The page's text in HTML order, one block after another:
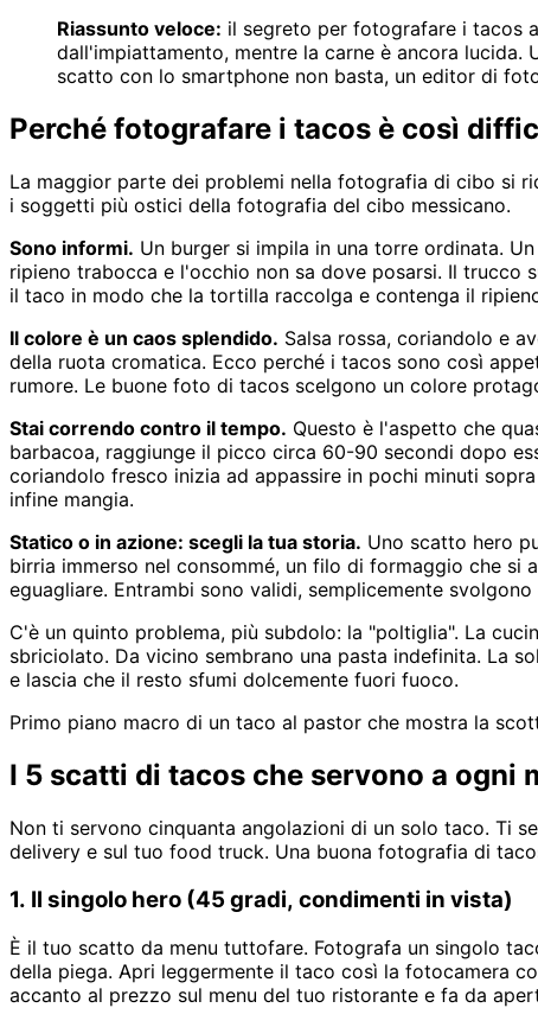
Riassunto veloce: il segreto per fotografare i tacos
dall'impiattamento, mentre la carne è ancora
scatto con lo smartphone non basta, un editor di
Perché fotografare i tacos è così
La maggior parte dei problemi nella fotografia di cibo si
i soggetti più ostici della fotografia del cibo messicano.
Sono informi. Un burger si impila in una torre ordinata.
ripieno trabocca e l'occhio non sa dove posarsi. Il trucco
il taco in modo che la tortilla raccolga e contenga il
Il colore è un caos splendido. Salsa rossa, coriandolo e
della ruota cromatica. Ecco perché i tacos sono così
rumore. Le buone foto di tacos scelgono un colore
Stai correndo contro il tempo. Questo è l'aspetto che
barbacoa, raggiunge il picco circa 60-90 secondi dopo
coriandolo fresco inizia ad appassire in pochi minuti
infine mangia.
Statico o in azione: scegli la tua storia. Uno scatto hero
birria immerso nel consommé, un filo di formaggio che
eguagliare. Entrambi sono validi, semplicemente
C'è un quinto problema, più subdolo: la "poltiglia". La
sbriciolato. Da vicino sembrano una pasta indefinita. La
e lascia che il resto sfumi dolcemente fuori fuoco.
Primo piano macro di un taco al pastor che mostra la
I 5 scatti di tacos che servono a ogni
Non ti servono cinquanta angolazioni di un solo taco. Ti
delivery e sul tuo food truck. Una buona fotografia di
1. Il singolo hero (45 gradi, condimenti in vista)
È il tuo scatto da menu tuttofare. Fotografa un singolo
della piega. Apri leggermente il taco così la fotocamera
accanto al prezzo sul menu del tuo ristorante e fa da